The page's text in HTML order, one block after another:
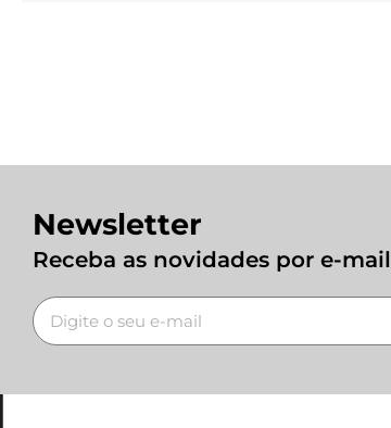
Newsletter
Receba as novidades por e-mail